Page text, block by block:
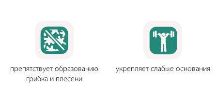
препятствует образованию
грибка и плесени
укрепляет слабые основания